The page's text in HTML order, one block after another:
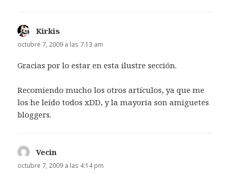
Kirkis
octubre 7, 2009 a las 7:13 am
Gracias por lo estar en esta ilustre sección.
Recomiendo mucho los otros artículos, ya que me
los he leído todos xDD, y la mayoría son amiguetes
bloggers.
Vecin
octubre 7, 2009 a las 4:14 pm